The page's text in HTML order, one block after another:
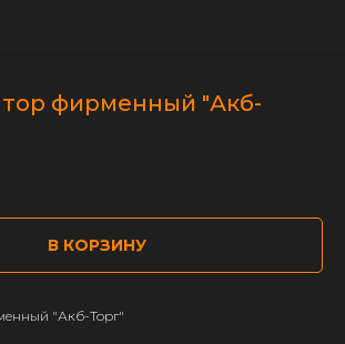
фирменный "Акб-
В КОРЗИНУ
"Акб-Торг"